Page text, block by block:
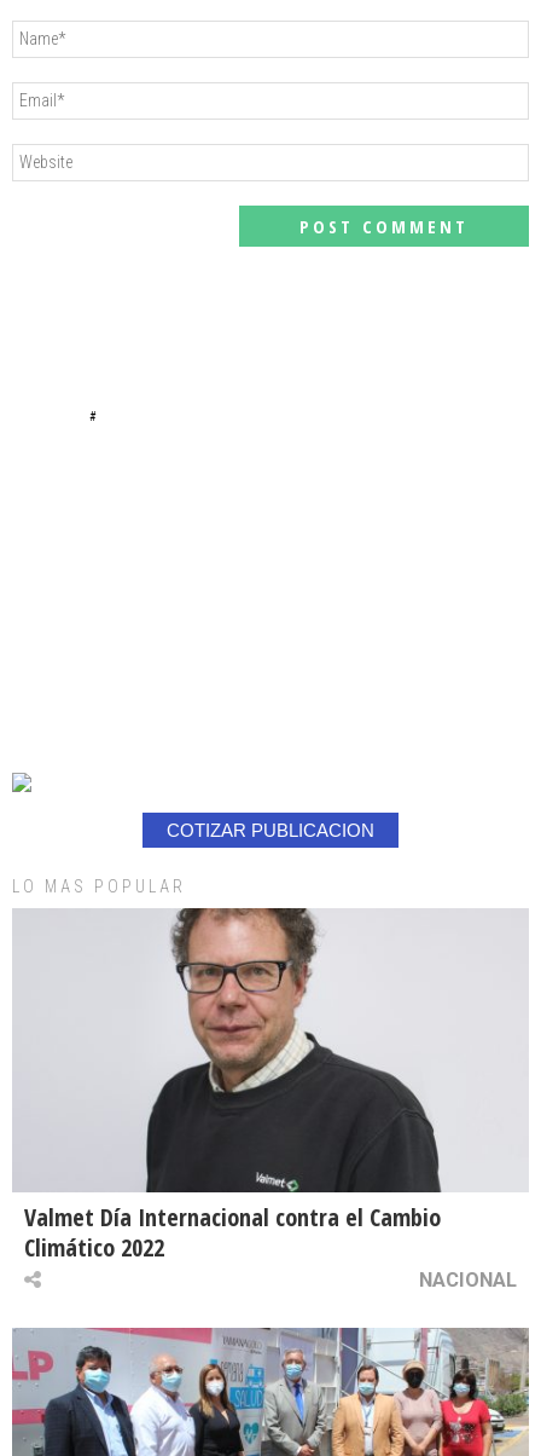
#
COTIZAR PUBLICACION
LO MAS POPULAR
Valmet Día Internacional contra el Cambio
Climático 2022
NACIONAL